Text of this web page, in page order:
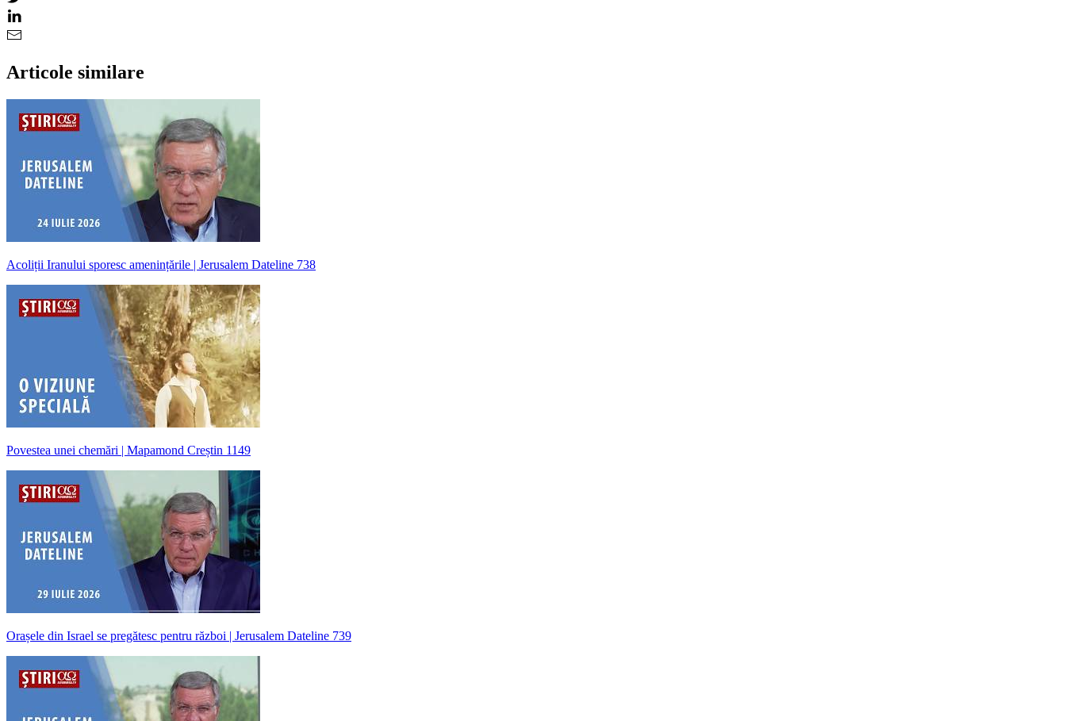
Articole similare
Acoliții Iranului sporesc amenințările | Jerusalem Dateline 738
Povestea unei chemări | Mapamond Creștin 1149
Orașele din Israel se pregătesc pentru război | Jerusalem Dateline 739